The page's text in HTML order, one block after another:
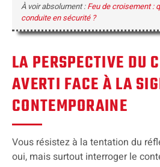
À voir absolument :Feu de croisement :
conduite en sécurité ?
LA PERSPECTIVE DU
AVERTI FACE À LA
CONTEMPORAINE
Vous résistez à la tentation du
oui, mais surtout interroger le